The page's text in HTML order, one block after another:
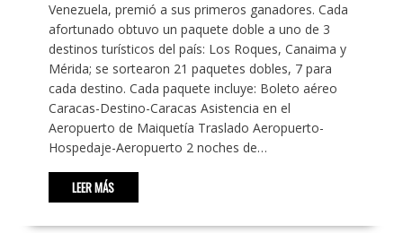
Venezuela, premió a sus primeros ganadores. Cada
afortunado obtuvo un paquete doble a uno de 3
destinos turísticos del país: Los Roques, Canaima y
Mérida; se sortearon 21 paquetes dobles, 7 para
cada destino. Cada paquete incluye: Boleto aéreo
Caracas-Destino-Caracas Asistencia en el
Aeropuerto de Maiquetía Traslado Aeropuerto-
Hospedaje-Aeropuerto 2 noches de…
LEER MÁS